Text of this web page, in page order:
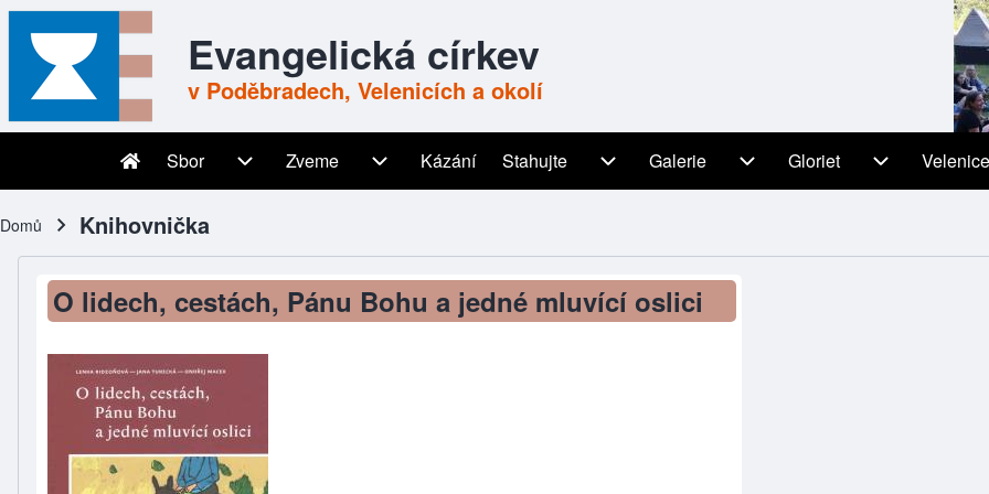
Skip to header
Skip to main navigation
Přejít k hlavnímu obsahu
Skip to footer
Evangelická církev
v Poděbradech, Velenicích a okolí
Main navigation
Sbor Zveme
Zveme sub-navigation
Kázání Stahujte Galerie Gloriet Velenice
Drobečková navigace
Domů Knihovnička
O lidech, cestách, Pánu Bohu a jedné mluvící oslici